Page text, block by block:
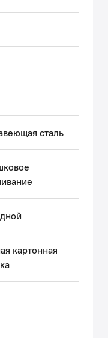
(входят в
уже имеющихся
точку
сталь
картонная